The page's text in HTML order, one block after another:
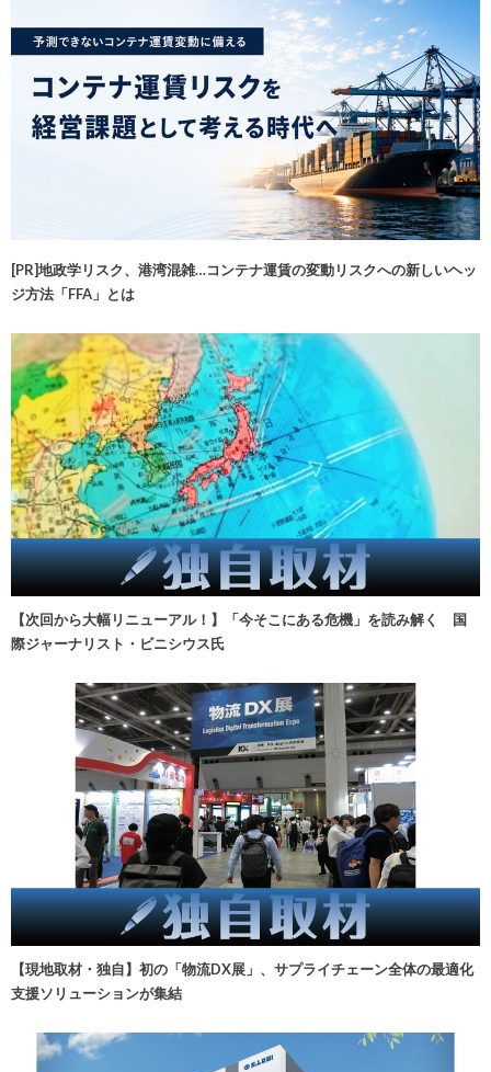
[PR]地政学リスク、港湾混雑…コンテナ運賃の変動リスクへの新しいヘッ
ジ方法「FFA」とは
【次回から大幅リニューアル！】「今そこにある危機」を読み解く 国
際ジャーナリスト・ビニシウス氏
【現地取材・独自】初の「物流DX展」、サプライチェーン全体の最適化
支援ソリューションが集結